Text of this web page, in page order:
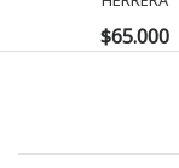
$65.000